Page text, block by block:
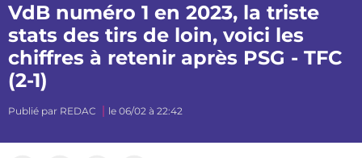
VdB numéro 1 en 2023, la triste
stats des tirs de loin, voici les
chiffres à retenir après PSG - TFC
(2-1)
Publié par REDAC le 06/02 à 22:42